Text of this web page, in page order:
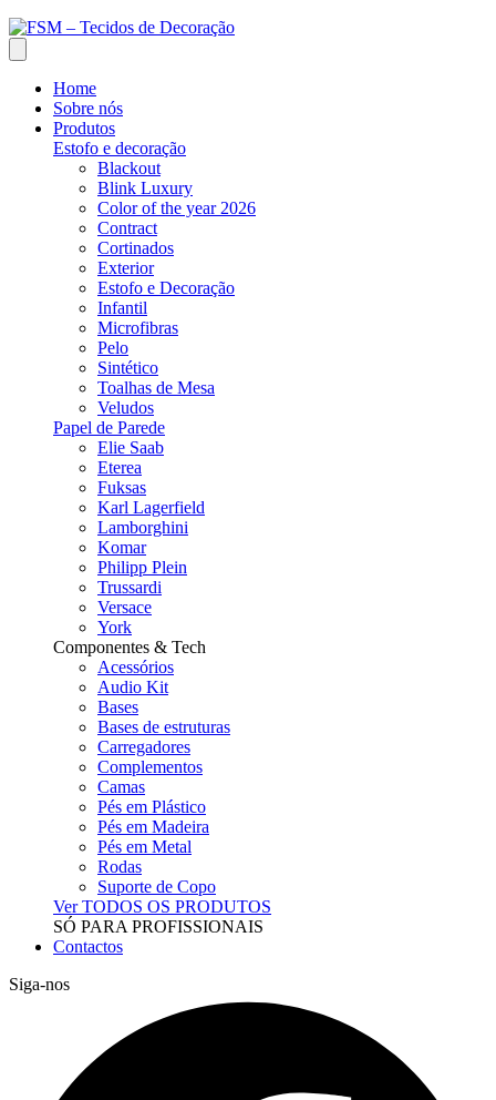
Home
Sobre nós
Produtos
Estofo e decoração
Blackout
Blink Luxury
Color of the year 2026
Contract
Cortinados
Exterior
Estofo e Decoração
Infantil
Microfibras
Pelo
Sintético
Toalhas de Mesa
Veludos
Papel de Parede
Elie Saab
Eterea
Fuksas
Karl Lagerfield
Lamborghini
Komar
Philipp Plein
Trussardi
Versace
York
Componentes & Tech
Acessórios
Audio Kit
Bases
Bases de estruturas
Carregadores
Complementos
Camas
Pés em Plástico
Pés em Madeira
Pés em Metal
Rodas
Suporte de Copo
Ver TODOS OS PRODUTOS
SÓ PARA PROFISSIONAIS
Contactos
Siga-nos